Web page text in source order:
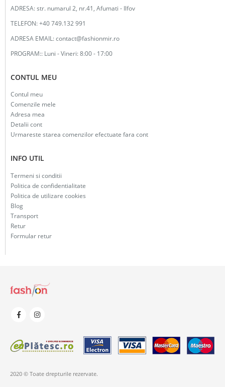
ADRESA:str. numarul 2, nr.41, Afumati - Ilfov
TELEFON:+40 749.132 991
ADRESA EMAIL:contact@fashionmir.ro
PROGRAM:: Luni - Vineri: 8:00 - 17:00
CONTUL MEU
Contul meu
Comenzile mele
Adresa mea
Detalii cont
Urmareste starea comenzilor efectuate fara cont
INFO UTIL
Termeni si conditii
Politica de confidentialitate
Politica de utilizare cookies
Blog
Transport
Retur
Formular retur
2020 © Toate drepturile rezervate.